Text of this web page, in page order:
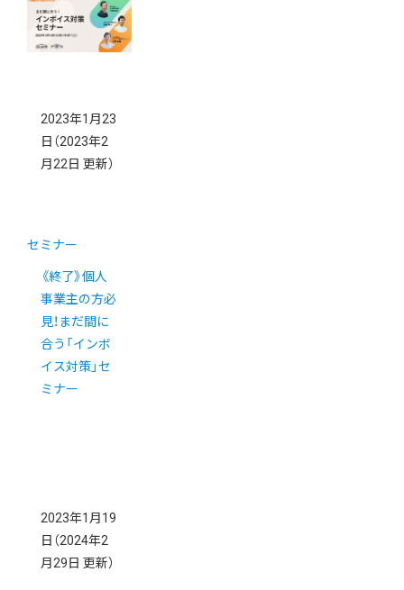
策セミナー開
催！
2023年1月23
日 （2023年2
月22日 更新）
セミナー
《終了》個人
事業主の方必
見！まだ間に
合う「インボ
イス対策」セ
ミナー
2023年1月19
日 （2024年2
月29日 更新）